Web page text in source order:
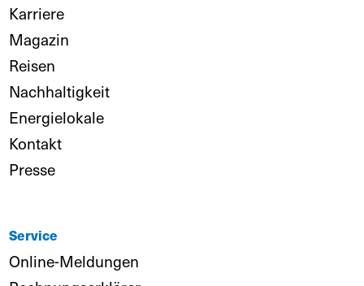
Karriere
Magazin
Reisen
Nachhaltigkeit
Energielokale
Kontakt
Presse
Service
Online-Meldungen